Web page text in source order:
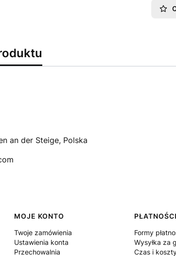
an der Steige, Polska
MOJE KONTO
Twoje zamówienia
Ustawienia konta
Przechowalnia
Formy
Wysyłka za
Czas i